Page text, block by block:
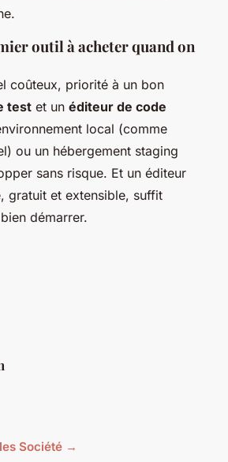
outil à acheter quand on
coûteux, priorité à un bon
test et un éditeur de code
local (comme
ou un hébergement staging
sans risque. Et un éditeur
gratuit et extensible, suffit
démarrer.
Société →